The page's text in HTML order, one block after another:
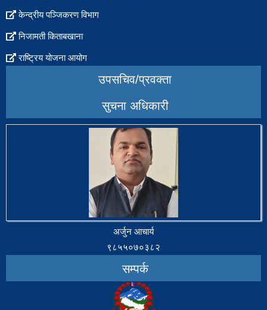
केन्द्रीय पञ्जिकरण विभाग
निजामती किताबखाना
राष्ट्रिय योजना आयोग
उपसचिव/प्रवक्ता
सुचना अधिकारी
अर्जुन आचार्य
९८५५०७०३८२
सम्पर्क